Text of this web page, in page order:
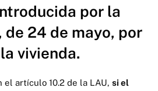
por la
de 24 de mayo, por
vivienda.
el artículo 10.2 de la LAU,si el